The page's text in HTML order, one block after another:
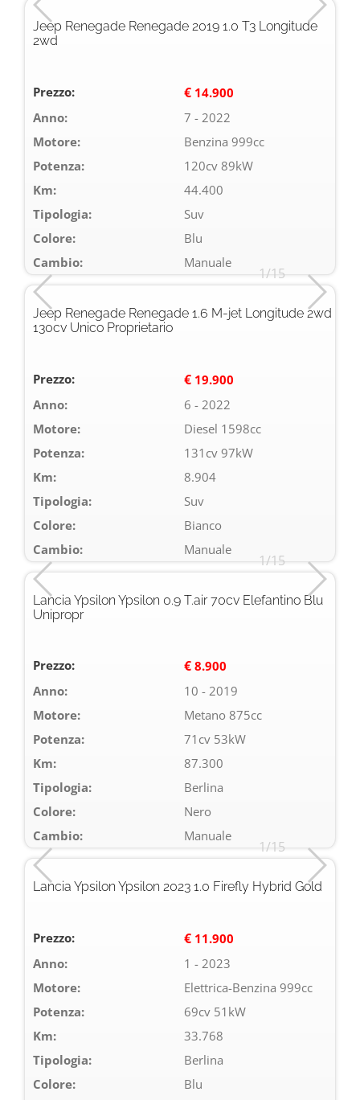
Jeep Renegade Renegade 2019 1.0 T3 Longitude
2wd
Prezzo: € 14.900
Anno:
7 - 2022
Motore:
Benzina 999cc
Potenza:
120cv 89kW
Km:
44.400
Tipologia:
Suv
Colore:
Blu
Cambio:
Manuale
1/15
Jeep Renegade Renegade 1.6 M-jet Longitude 2wd
130cv Unico Proprietario
Prezzo: € 19.900
Anno:
6 - 2022
Motore:
Diesel 1598cc
Potenza:
131cv 97kW
Km:
8.904
Tipologia:
Suv
Colore:
Bianco
Cambio:
Manuale
1/15
Lancia Ypsilon Ypsilon 0.9 T.air 70cv Elefantino Blu
Unipropr
Prezzo: € 8.900
Anno:
10 - 2019
Motore:
Metano 875cc
Potenza:
71cv 53kW
Km:
87.300
Tipologia:
Berlina
Colore:
Nero
Cambio:
Manuale
1/15
Lancia Ypsilon Ypsilon 2023 1.0 Firefly Hybrid Gold
Prezzo: € 11.900
Anno:
1 - 2023
Motore:
Elettrica-Benzina 999cc
Potenza:
69cv 51kW
Km:
33.768
Tipologia:
Berlina
Colore:
Blu